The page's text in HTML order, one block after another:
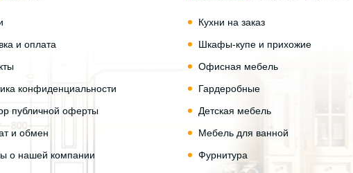
и оплата
конфиденциальности
публичной оферты
и обмен
о нашей компании
Кухни на заказ
Шкафы-купе и прихожие
Офисная мебель
Гардеробные
Детская мебель
Мебель для ванной
Фурнитура